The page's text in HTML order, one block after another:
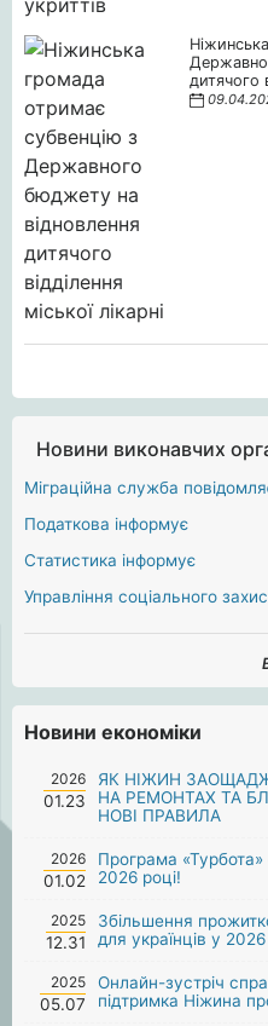
дитячого
Новини виконавчих
Міграційна служба
Податкова інформує
Статистика інформує
Управління соціального
Новини економіки
2026
01.23
ЯК НІЖИН
НА РЕМОНТАХ ТА
НОВІ ПРАВИЛА
2026
01.02
Програма
2026 році!
2025
12.31
Збільшення
для українців у 2026
2025
05.07
Онлайн-зустріч
підтримка Ніжина